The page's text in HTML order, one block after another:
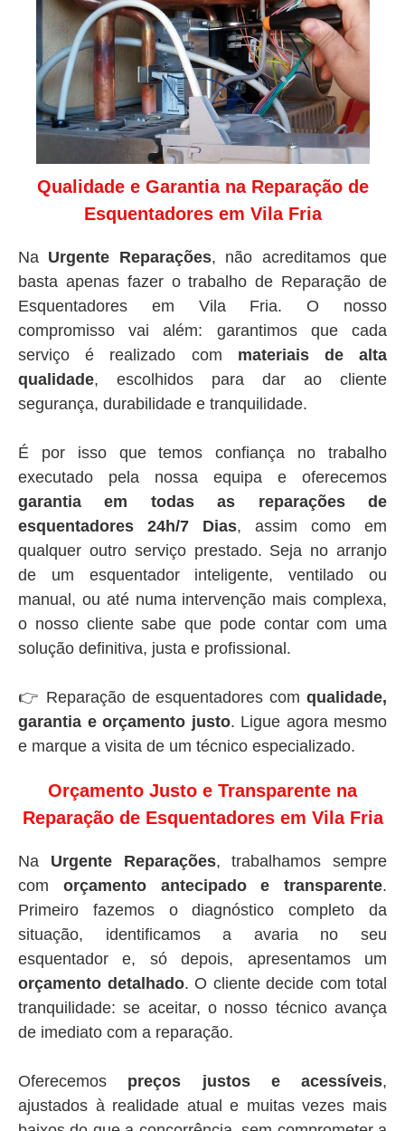
Qualidade e Garantia na Reparação de
Esquentadores em Vila Fria
Na Urgente Reparações, não acreditamos que
basta apenas fazer o trabalho de Reparação de
Esquentadores em Vila Fria. O nosso
compromisso vai além: garantimos que cada
serviço é realizado com materiais de alta
qualidade, escolhidos para dar ao cliente
segurança, durabilidade e tranquilidade.
É por isso que temos confiança no trabalho
executado pela nossa equipa e oferecemos
garantia em todas as reparações de
esquentadores 24h/7 Dias, assim como em
qualquer outro serviço prestado. Seja no arranjo
de um esquentador inteligente, ventilado ou
manual, ou até numa intervenção mais complexa,
o nosso cliente sabe que pode contar com uma
solução definitiva, justa e profissional.
👉 Reparação de esquentadores com qualidade,
garantia e orçamento justo. Ligue agora mesmo
e marque a visita de um técnico especializado.
Orçamento Justo e Transparente na
Reparação de Esquentadores em Vila Fria
Na Urgente Reparações, trabalhamos sempre
com orçamento antecipado e transparente.
Primeiro fazemos o diagnóstico completo da
situação, identificamos a avaria no seu
esquentador e, só depois, apresentamos um
orçamento detalhado. O cliente decide com total
tranquilidade: se aceitar, o nosso técnico avança
de imediato com a reparação.
Oferecemos preços justos e acessíveis,
ajustados à realidade atual e muitas vezes mais